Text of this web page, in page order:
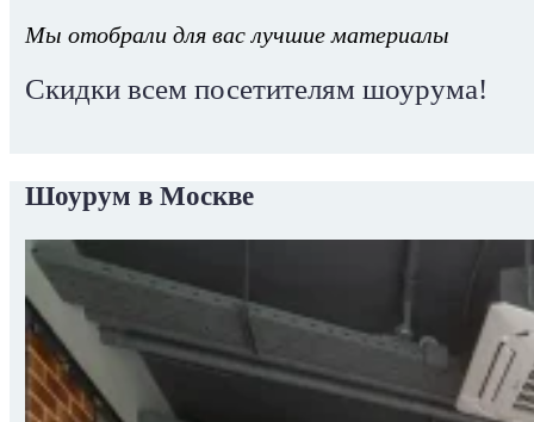
Мы отобрали для вас лучшие материалы
Скидки всем посетителям шоурума!
Шоурум в Москве